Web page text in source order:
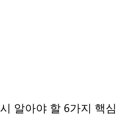
알아야 할 6가지 핵심